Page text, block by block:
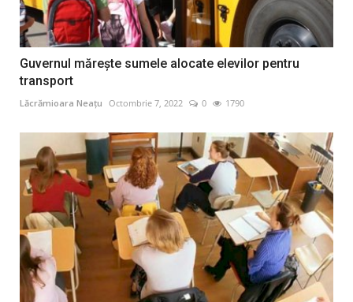
Guvernul mărește sumele alocate elevilor pentru
transport
Lăcrămioara Neațu Octombrie 7, 2022 0 1790